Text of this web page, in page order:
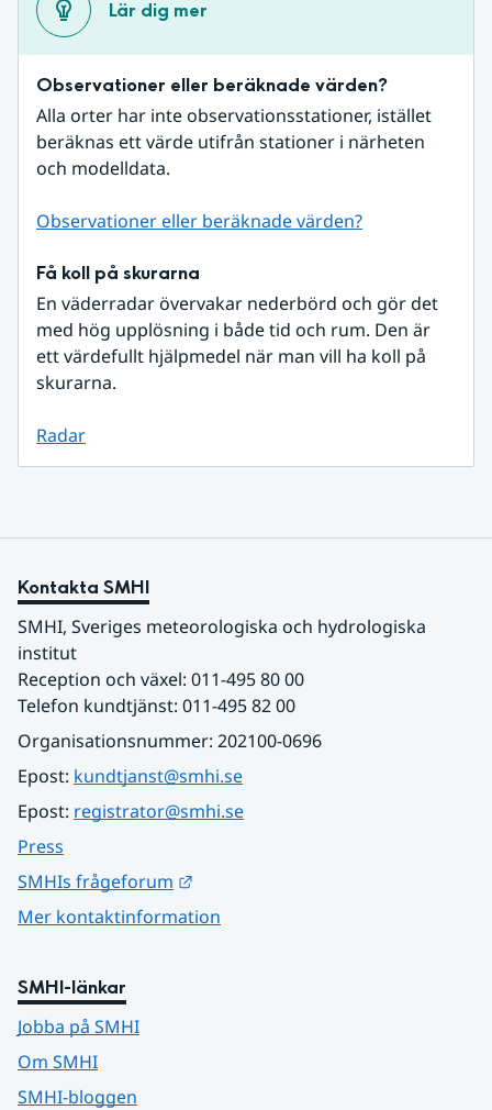
Lär dig mer
Observationer eller beräknade värden?
Alla orter har inte observationsstationer, istället
beräknas ett värde utifrån stationer i närheten
och modelldata.
Observationer eller beräknade värden?
Få koll på skurarna
En väderradar övervakar nederbörd och gör det
med hög upplösning i både tid och rum. Den är
ett värdefullt hjälpmedel när man vill ha koll på
skurarna.
Radar
Kontakta SMHI
SMHI, Sveriges meteorologiska och hydrologiska
institut
Reception och växel: 011-495 80 00
Telefon kundtjänst: 011-495 82 00
Organisationsnummer: 202100-0696
Epost: kundtjanst@smhi.se
Epost: registrator@smhi.se
Press
SMHIs frågeforum
Mer kontaktinformation
SMHI-länkar
Jobba på SMHI
Om SMHI
SMHI-bloggen